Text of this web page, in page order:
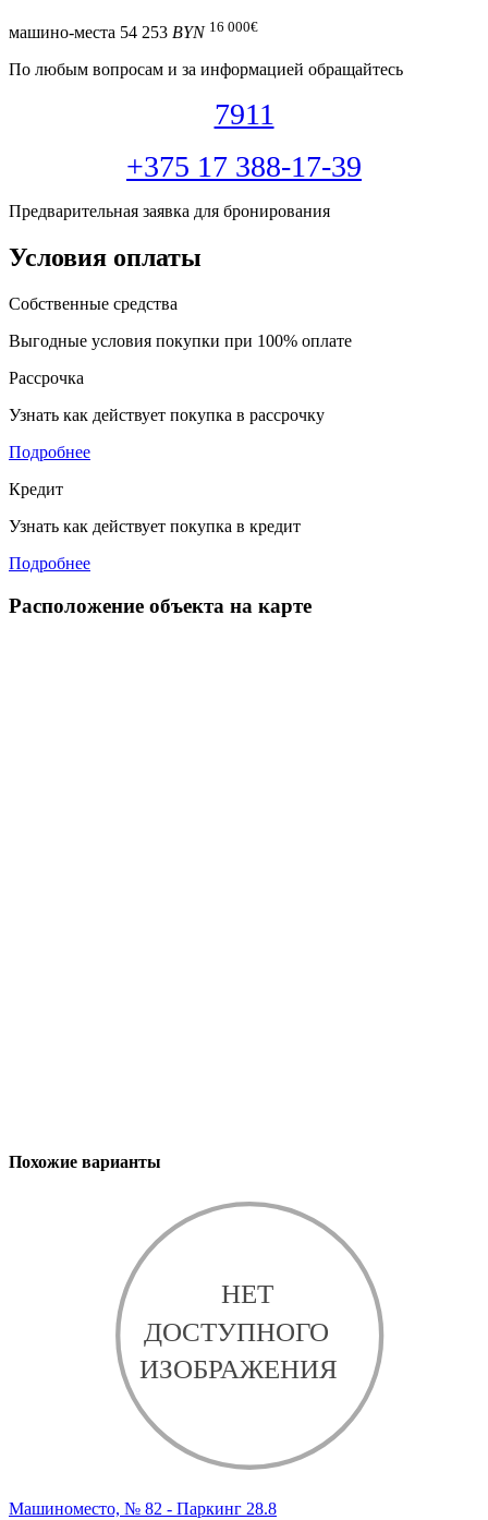
машино-места 54 253 BYN 16 000€
По любым вопросам и за информацией обращайтесь
7911
+375 17 388-17-39
Предварительная заявка для бронирования
Условия оплаты
Собственные средства
Выгодные условия покупки при 100% оплате
Рассрочка
Узнать как действует покупка в рассрочку
Подробнее
Кредит
Узнать как действует покупка в кредит
Подробнее
Расположение объекта на карте
Похожие варианты
Машиноместо, № 82 - Паркинг 28.8